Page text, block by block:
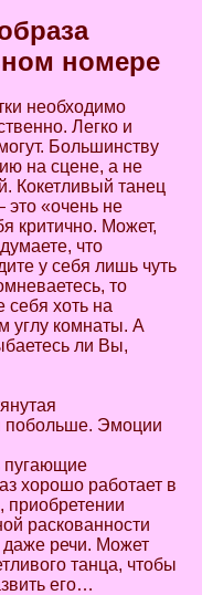
номере
необходимо
Легко и
Большинству
на сцене, а не
Кокетливый танец
«очень не
критично. Может,
что
у себя лишь чуть
то
хоть на
углу комнаты. А
ли Вы,
побольше. Эмоции
пугающие
хорошо работает в
приобретении
раскованности
даже речи. Может
танца, чтобы
его…